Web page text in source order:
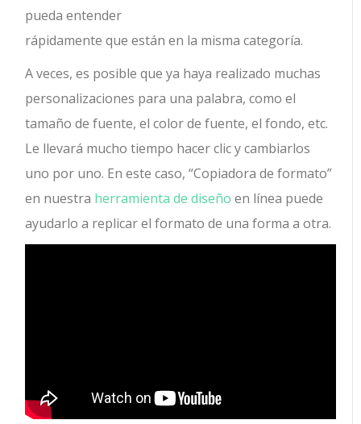
pueda entender
rápidamente que están en la misma categoría.
A veces, es posible que ya haya realizado muchas
personalizaciones para una palabra, como el
tamaño de fuente, el color de fuente, el fondo, etc.
Le llevará mucho tiempo hacer clic y cambiarlos
uno por uno. En este caso, “Copiadora de formato”
en nuestra herramienta de diseño en línea puede
ayudarlo a replicar el formato de una forma a otra.